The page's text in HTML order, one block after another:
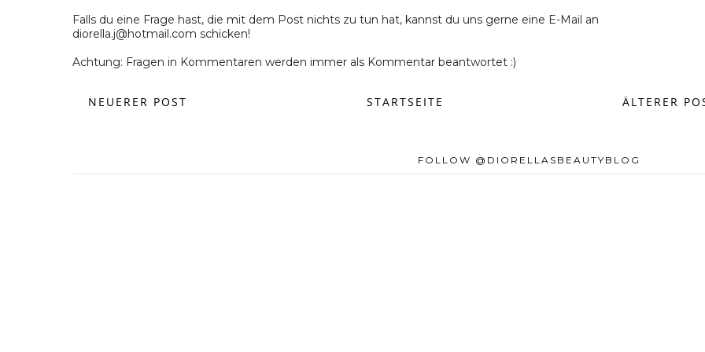
Falls du eine Frage hast, die mit dem Post nichts zu tun hat, kannst du uns gerne eine E-Mail an
diorella.j@hotmail.com schicken!
Achtung: Fragen in Kommentaren werden immer als Kommentar beantwortet :)
NEUERER POST ÄLTERER
STARTSEITE
FOLLOW @DIORELLASBEAUTYBLOG